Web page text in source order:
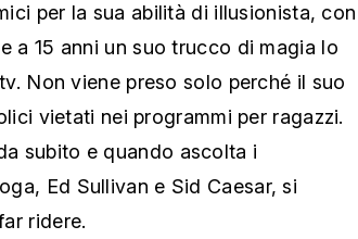
per la sua abilità di illusionista, con
a 15 anni un suo trucco di magia lo
Non viene preso solo perché il suo
vietati nei programmi per ragazzi.
subito e quando ascolta i
Ed Sullivan e Sid Caesar, si
ridere.